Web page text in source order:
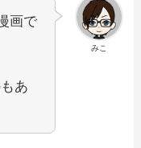
みこ
画で
あ